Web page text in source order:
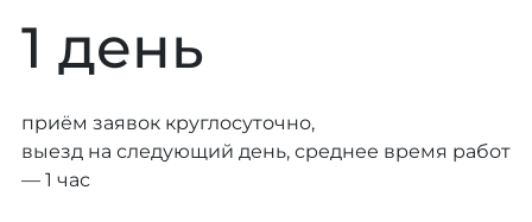
1 день
приём заявок круглосуточно,
выезд на следующий день, среднее время работ
— 1 час